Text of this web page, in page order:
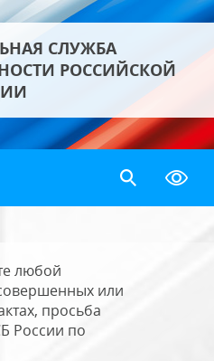
СЛУЖБА
РОССИЙСКОЙ
любой
или
просьба
России по